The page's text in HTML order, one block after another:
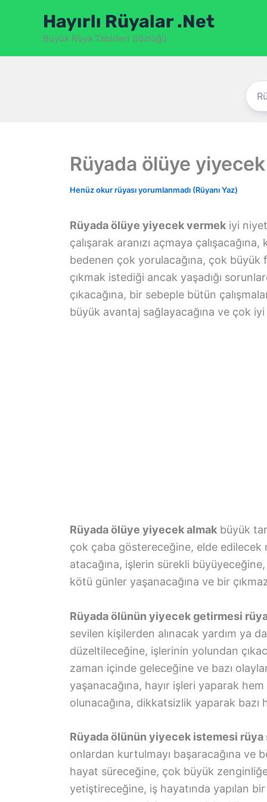
Hayırlı Rüyalar .Net
Büyük Rüya Tabirleri Sözlüğü
Rüyada ölüye
Henüz okur rüyası yorumlanmadı (Rüyanı Yaz)
Rüyada ölüye yiyecek vermek iyi
çalışarak aranızı açmaya
bedenen çok yorulacağına, çok büyük
çıkmak istediği ancak yaşadığı
çıkacağına, bir sebeple bütün
büyük avantaj sağlayacağına ve çok
Rüyada ölüye yiyecek almak büyük
çok çaba göstereceğine, elde edilecek
atacağına, işlerin sürekli
kötü günler yaşanacağına ve bir
Rüyada ölünün yiyecek getirmesi
sevilen kişilerden alınacak yardım ya
düzeltileceğine, işlerinin yolundan
zaman içinde geleceğine ve bazı
yaşanacağına, hayır işleri yaparak
olunacağına, dikkatsizlik yaparak bazı
Rüyada ölünün yiyecek istemesi
onlardan kurtulmayı başaracağına ve
hayat süreceğine, çok büyük
yetiştireceğine, iş hayatında yapılan